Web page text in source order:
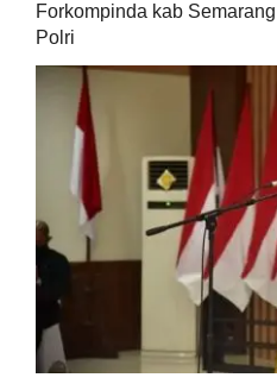
Forkompinda kab
Polri